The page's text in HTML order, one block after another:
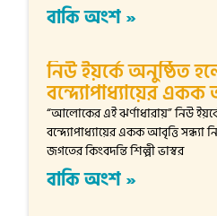
বাকি অংশ »
নিউ ইয়র্কে অনুষ্ঠিত
বন্দ্যোপাধ্যায়ের একক
“আলোকের এই ঝর্ণাধারায়” নিউ
বন্দ্যোপাধ্যায়ের একক আবৃত্তি সন্ধ্যা
জগতের কিংবদন্তি শিল্পী ভাস্বর
বাকি অংশ »